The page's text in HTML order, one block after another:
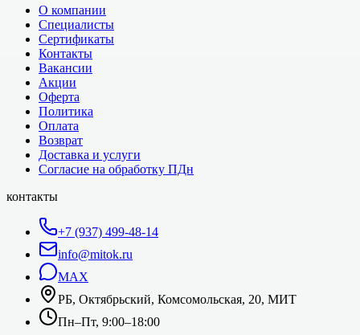
О компании
Специалисты
Сертификаты
Контакты
Вакансии
Акции
Оферта
Политика
Оплата
Возврат
Доставка и услуги
Согласие на обработку ПДн
контакты
+7 (937) 499-48-14
info@mitok.ru
MAX
РБ, Октябрьский, Комсомольская, 20, МИТ
Пн–Пт, 9:00–18:00